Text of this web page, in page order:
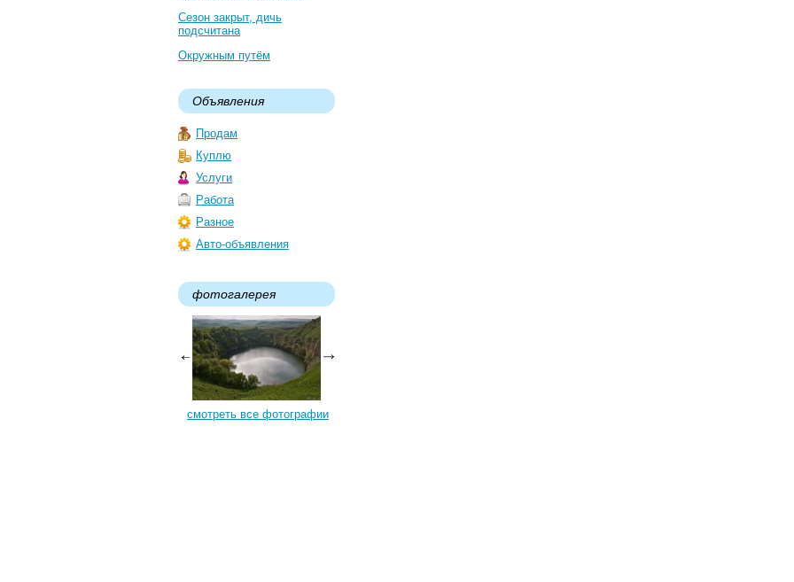
Сезон закрыт, дичь
подсчитана
Окружным путём
Объявления
Продам
Куплю
Услуги
Работа
Разное
Авто-объявления
фотогалерея
смотреть все фотографии